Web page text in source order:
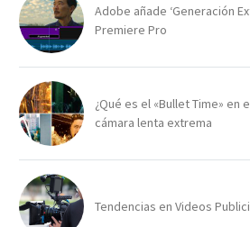
Adobe añade ‘Generación
Premiere Pro
¿Qué es el «Bullet Time» en
cámara lenta extrema
Tendencias en Videos